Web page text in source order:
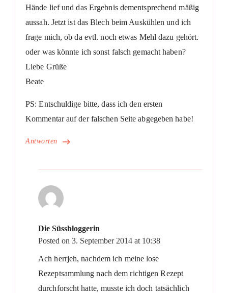
Antworten
Hände lief und das Ergebnis dementsprechend mäßig
aussah. Jetzt ist das Blech beim Auskühlen und ich
frage mich, ob da evtl. noch etwas Mehl dazu gehört.
oder was könnte ich sonst falsch gemacht haben?
Liebe Grüße
Beate
PS: Entschuldige bitte, dass ich den ersten
Kommentar auf der falschen Seite abgegeben habe!
Die Süssbloggerin
Posted on 3. September 2014 at 10:38
Ach herrjeh, nachdem ich meine lose
Rezeptsammlung nach dem richtigen Rezept
durchforscht hatte, musste ich doch tatsächlich